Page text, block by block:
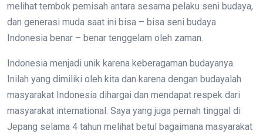
melihat tembok pemisah antara sesama pelaku seni budaya,
dan generasi muda saat ini bisa – bisa seni budaya
Indonesia benar – benar tenggelam oleh zaman.
Indonesia menjadi unik karena keberagaman budayanya.
Inilah yang dimiliki oleh kita dan karena dengan budayalah
masyarakat Indonesia dihargai dan mendapat respek dari
masyarakat international. Saya yang juga pernah tinggal di
Jepang selama 4 tahun melihat betul bagaimana masyarakat